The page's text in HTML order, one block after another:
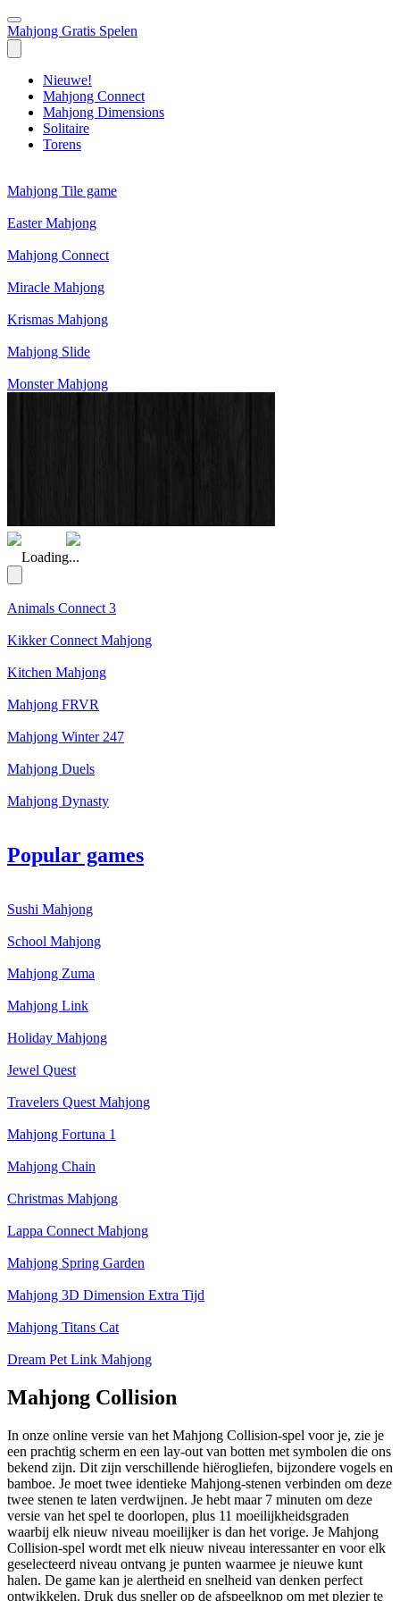
Mahjong Gratis Spelen
Nieuwe!
Mahjong Connect
Mahjong Dimensions
Solitaire
Torens
Mahjong Tile game
Easter Mahjong
Mahjong Connect
Miracle Mahjong
Krismas Mahjong
Mahjong Slide
Monster Mahjong
Loading...
Animals Connect 3
Kikker Connect Mahjong
Kitchen Mahjong
Mahjong FRVR
Mahjong Winter 247
Mahjong Duels
Mahjong Dynasty
Popular games
Sushi Mahjong
School Mahjong
Mahjong Zuma
Mahjong Link
Holiday Mahjong
Jewel Quest
Travelers Quest Mahjong
Mahjong Fortuna 1
Mahjong Chain
Christmas Mahjong
Lappa Connect Mahjong
Mahjong Spring Garden
Mahjong 3D Dimension Extra Tijd
Mahjong Titans Cat
Dream Pet Link Mahjong
Mahjong Collision
In onze online versie van het Mahjong Collision-spel voor je, zie je
een prachtig scherm en een lay-out van botten met symbolen die ons
bekend zijn. Dit zijn verschillende hiërogliefen, bijzondere vogels en
bamboe. Je moet twee identieke Mahjong-stenen verbinden om deze
twee stenen te laten verdwijnen. Je hebt maar 7 minuten om deze
versie van het spel te doorlopen, plus 11 moeilijkheidsgraden
waarbij elk nieuw niveau moeilijker is dan het vorige. Je Mahjong
Collision-spel wordt met elk nieuw niveau interessanter en voor elk
geselecteerd niveau ontvang je punten waarmee je nieuwe kunt
halen. De game kan je alertheid en snelheid van denken perfect
ontwikkelen. Druk dus sneller op de afspeelknop om met plezier te